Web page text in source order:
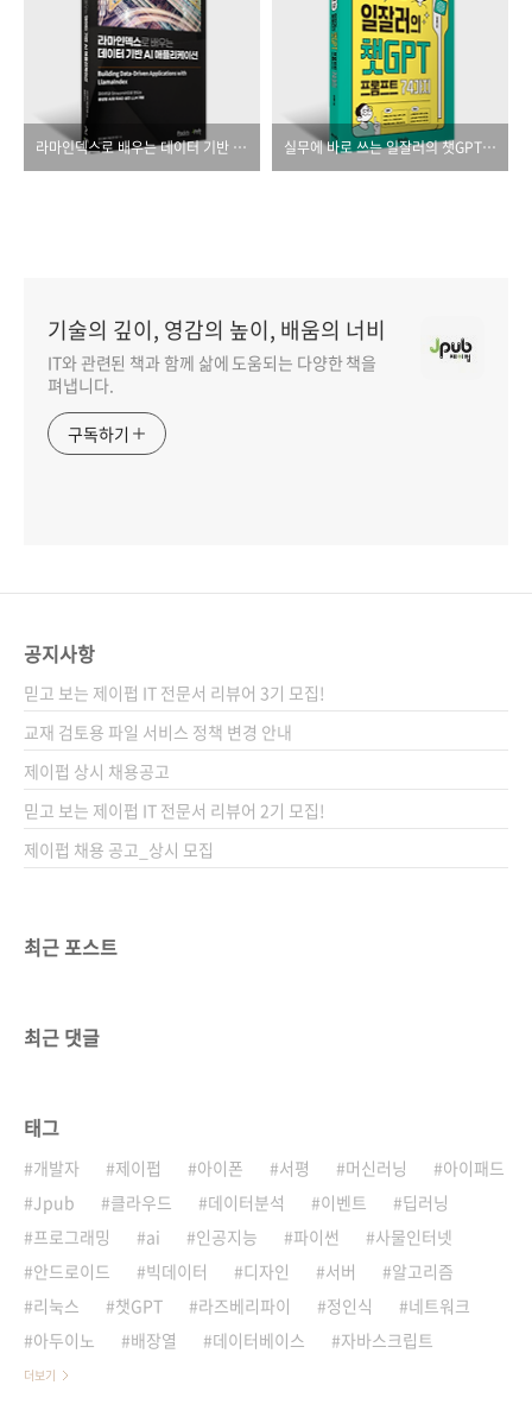
라마인덱스로 배우는 데이터 기반 AI 애플리케이션 실무에 바로 쓰는 일잘러의 챗GPT 프롬프트 74가지
기술의 깊이, 영감의 높이, 배움의 너비
IT와 관련된 책과 함께 삶에 도움되는 다양한 책을
펴냅니다.
구독하기
공지사항
믿고 보는 제이펍 IT 전문서 리뷰어 3기 모집!
교재 검토용 파일 서비스 정책 변경 안내
제이펍 상시 채용공고
믿고 보는 제이펍 IT 전문서 리뷰어 2기 모집!
제이펍 채용 공고_상시 모집
최근 포스트
최근 댓글
태그
개발자 제이펍 아이폰 서평 머신러닝
아이패드
Jpub
클라우드 데이터분석 이벤트
딥러닝
프로그래밍
ai 인공지능 파이썬
사물인터넷
안드로이드
빅데이터 디자인 서버
알고리즘
리눅스
챗GPT 라즈베리파이 정인식
네트워크
아두이노
배장열 데이터베이스 자바스크립트
더보기